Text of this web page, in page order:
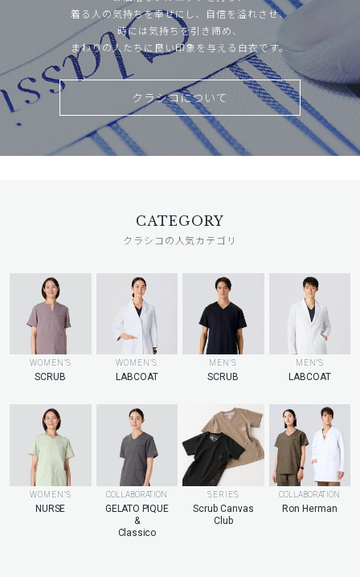
着る人の気持ちを幸せにし、自信を溢れさせ、
時には気持ちを引き締め、
まわりの人たちに良い印象を与える白衣です。
クラシコについて
CATEGORY
クラシコの人気カテゴリ
WOMEN’S
SCRUB
WOMEN’S
LABCOAT
MEN’S
SCRUB
MEN’S
LABCOAT
WOMEN’S
NURSE
COLLABORATION
GELATO PIQUE
&
Classico
SERIES
Scrub Canvas
Club
COLLABORATION
Ron Herman